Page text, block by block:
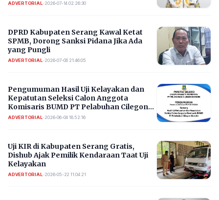
ADVERTORIAL•2026-07-14 02:26:30
DPRD Kabupaten Serang Kawal Ketat
SPMB, Dorong Sanksi Pidana Jika Ada
yang Pungli
ADVERTORIAL•2026-07-06 21:46:05
Pengumuman Hasil Uji Kelayakan dan
Kepatutan Seleksi Calon Anggota
Komisaris BUMD PT Pelabuhan Cilegon
Mandiri
ADVERTORIAL•2026-06-04 18:52:16
Uji KIR di Kabupaten Serang Gratis,
Dishub Ajak Pemilik Kendaraan Taat Uji
Kelayakan
ADVERTORIAL•2026-05-22 11:04:21